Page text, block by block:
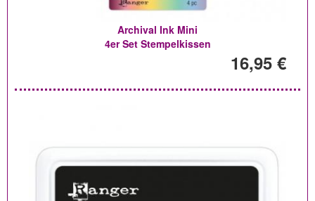
Archival Ink Mini
4er Set Stempelkissen
16,95 €